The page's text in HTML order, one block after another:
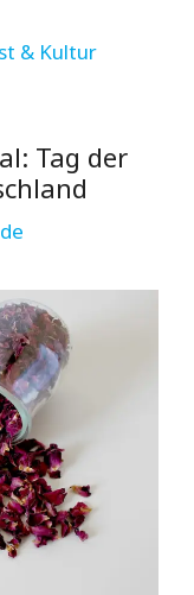
& Kultur
Tag der